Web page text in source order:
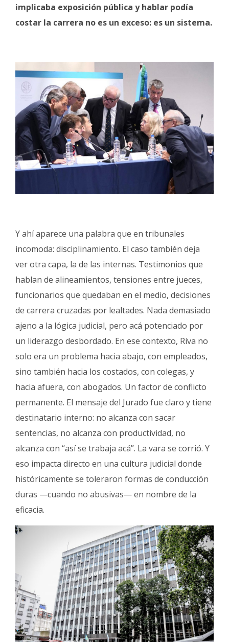
implicaba exposición pública y hablar podía
costar la carrera no es un exceso: es un sistema.
Y ahí aparece una palabra que en tribunales
incomoda: disciplinamiento. El caso también deja
ver otra capa, la de las internas. Testimonios que
hablan de alineamientos, tensiones entre jueces,
funcionarios que quedaban en el medio, decisiones
de carrera cruzadas por lealtades. Nada demasiado
ajeno a la lógica judicial, pero acá potenciado por
un liderazgo desbordado. En ese contexto, Riva no
solo era un problema hacia abajo, con empleados,
sino también hacia los costados, con colegas, y
hacia afuera, con abogados. Un factor de conflicto
permanente. El mensaje del Jurado fue claro y tiene
destinatario interno: no alcanza con sacar
sentencias, no alcanza con productividad, no
alcanza con “así se trabaja acá”. La vara se corrió. Y
eso impacta directo en una cultura judicial donde
históricamente se toleraron formas de conducción
duras —cuando no abusivas— en nombre de la
eficacia.